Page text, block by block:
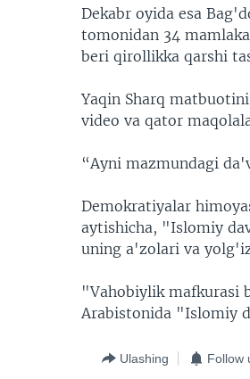
Dekabr oyida esa
tomonidan 34
beri qirollikka qarshi
Yaqin Sharq
video va qator
“Ayni mazmundagi
Demokratiyalar
aytishicha, "Islomiy
uning a'zolari va
"Vahobiylik mafkurasi
Arabistonida "Islomiy
Ulashing Follow